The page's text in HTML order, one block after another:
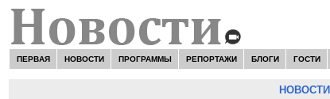
ПЕРВАЯ НОВОСТИ ПРОГРАММЫ РЕПОРТАЖИ БЛОГИ ГОСТИ
НОВОСТИ: